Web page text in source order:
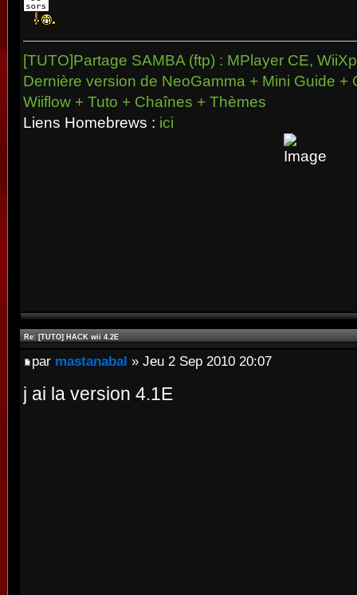
[TUTO]Partage SAMBA (ftp) : MPlayer CE,
Dernière version de NeoGamma + Mini Guide +
Wiiflow + Tuto + Chaînes + Thèmes
Liens Homebrews : ici
Re: [TUTO] HACK wii 4.2E
par mastanabal » Jeu 2 Sep 2010 20:07
j ai la version 4.1E